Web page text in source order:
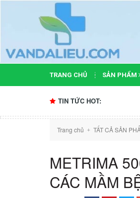
TRANG CHỦ SẢN PHẨM
TIN TỨC HOT:
Trang chủ + TẤT CẢ SẢN
METRIMA
CÁC MẦM